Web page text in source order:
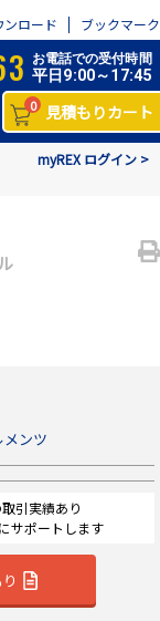
ロード ブックマーク
お電話での受付時間
平日9:00～17:45
0 見積もりカート
myREX ログイン >
ンツ
引実績あり
サポートします